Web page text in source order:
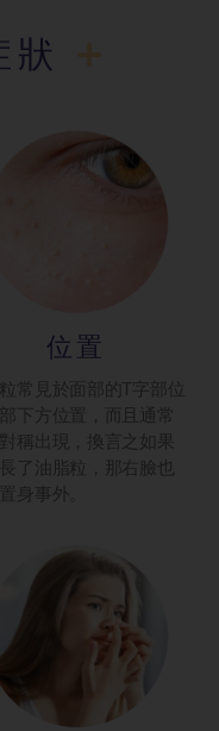
狀
位置
常見於面部的T字部位
下方位置，而且通常
稱出現，換言之如果
了油脂粒，那右臉也
身事外。